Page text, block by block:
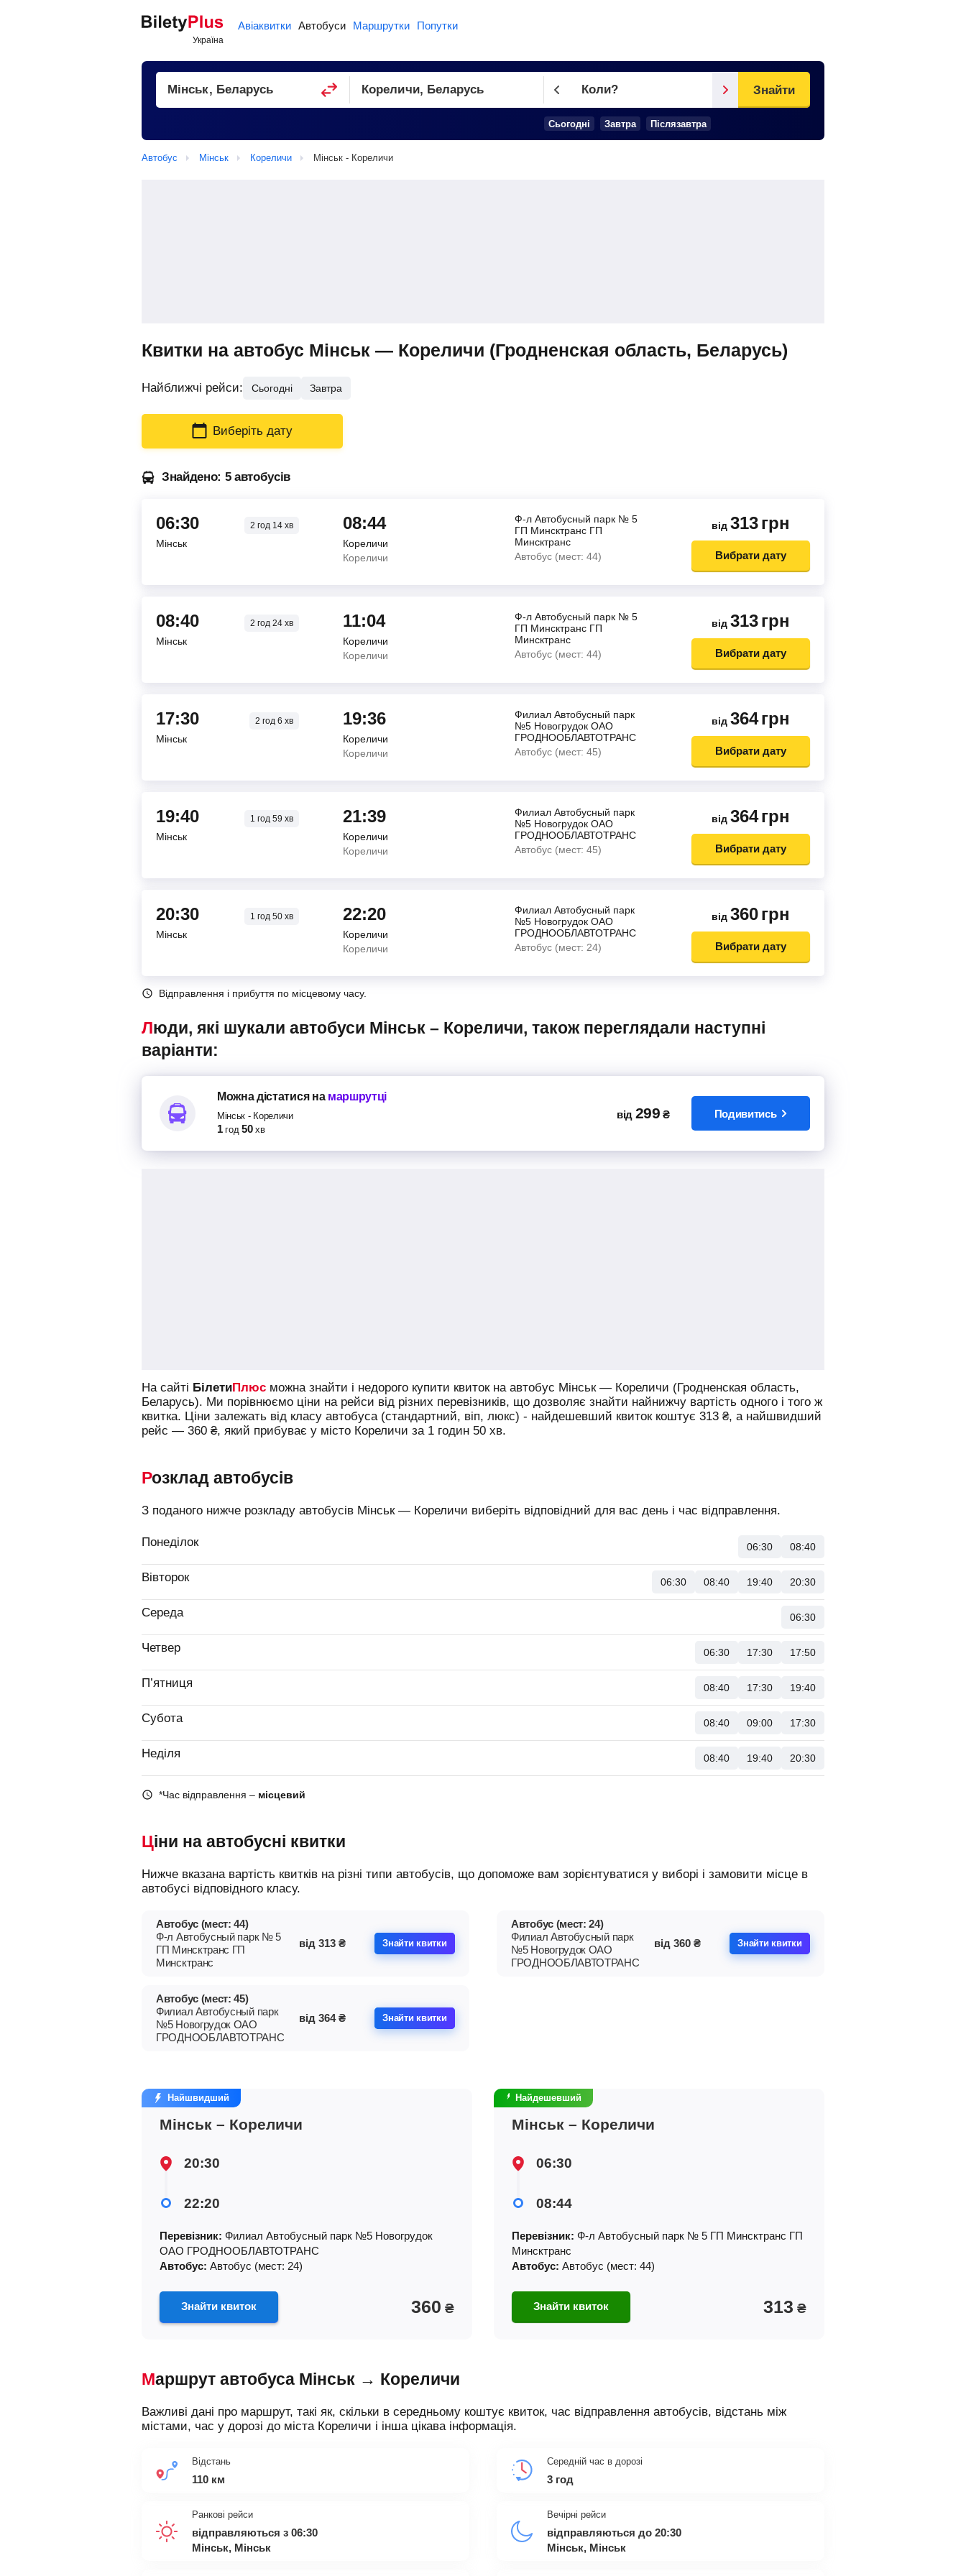
Авіаквитки Автобуси Маршрутки Попутки
Коли?
Cьогодні Завтра Післязавтра
Знайти
Автобус Мінськ Кореличи Мінськ - Кореличи
Квитки на автобус Мінськ — Кореличи (Гродненская область, Беларусь)
Найближчі рейси: Сьогодні Завтра
Виберіть дату
Знайдено: 5 автобусів
06:30 2 год14 хв
Мінськ
08:44
Кореличи
Кореличи
Ф-л Автобусный парк № 5
ГП Минсктранс ГП
Минсктранс
Автобус (мест: 44)
від 313грн
Вибрати дату
08:40 2 год24 хв
Мінськ
11:04
Кореличи
Кореличи
Ф-л Автобусный парк № 5
ГП Минсктранс ГП
Минсктранс
Автобус (мест: 44)
від 313грн
Вибрати дату
17:30 2 год6 хв
Мінськ
19:36
Кореличи
Кореличи
Филиал Автобусный парк
№5 Новогрудок ОАО
ГРОДНООБЛАВТОТРАНС
Автобус (мест: 45)
від 364грн
Вибрати дату
19:40 1 год59 хв
Мінськ
21:39
Кореличи
Кореличи
Филиал Автобусный парк
№5 Новогрудок ОАО
ГРОДНООБЛАВТОТРАНС
Автобус (мест: 45)
від 364грн
Вибрати дату
20:30 1 год50 хв
Мінськ
22:20
Кореличи
Кореличи
Филиал Автобусный парк
№5 Новогрудок ОАО
ГРОДНООБЛАВТОТРАНС
Автобус (мест: 24)
від 360грн
Вибрати дату
Відправлення і прибуття по місцевому часу.
Люди, які шукали автобуси Мінськ – Кореличи, також переглядали наступні
варіанти:
Можна дістатисяна маршрутці
Мінськ - Кореличи
1 год 50 хв
від 299 ₴ Подивитись
На сайті БілетиПлюс можна знайти і недорого купити квиток на автобус Мінськ — Кореличи (Гродненская область,
Беларусь). Ми порівнюємо ціни на рейси від різних перевізників, що дозволяє знайти найнижчу вартість одного і того ж
квитка. Ціни залежать від класу автобуса (стандартний, віп, люкс) - найдешевший квиток коштує 313 ₴, а найшвидший
рейс — 360 ₴, який прибуває у місто Кореличи за 1 годин 50 хв.
Розклад автобусів
З поданого нижче розкладу автобусів Мінськ — Кореличи виберіть відповідний для вас день і час відправлення.
Понеділок 06:30 08:40
Вівторок 06:30 08:40 19:40 20:30
Середа 06:30
Четвер 06:30 17:30 17:50
П’ятниця 08:40 17:30 19:40
Субота 08:40 09:00 17:30
Неділя 08:40 19:40 20:30
*Час відправлення – місцевий
Ціни на автобусні квитки
Нижче вказана вартість квитків на різні типи автобусів, що допоможе вам зорієнтуватися у виборі і замовити місце в
автобусі відповідного класу.
Автобус (мест: 44)
Ф-л Автобусный парк № 5
ГП Минсктранс ГП
Минсктранс
від 313 ₴ Знайти квитки
Автобус (мест: 45)
Филиал Автобусный парк
№5 Новогрудок ОАО
ГРОДНООБЛАВТОТРАНС
від 364 ₴ Знайти квитки
Автобус (мест: 24)
Филиал Автобусный парк
№5 Новогрудок ОАО
ГРОДНООБЛАВТОТРАНС
від 360 ₴ Знайти квитки
Найшвидший
Мінськ – Кореличи
20:30
22:20
Перевізник: Филиал Автобусный парк №5 Новогрудок
ОАО ГРОДНООБЛАВТОТРАНС
Автобус: Автобус (мест: 24)
Знайти квиток 360 ₴
Найдешевший
Мінськ – Кореличи
06:30
08:44
Перевізник: Ф-л Автобусный парк № 5 ГП Минсктранс ГП
Минсктранс
Автобус: Автобус (мест: 44)
Знайти квиток 313 ₴
Маршрут автобуса Мінськ → Кореличи
Важливі дані про маршрут, такі як, скільки в середньому коштує квиток, час відправлення автобусів, відстань між
містами, час у дорозі до міста Кореличи і інша цікава інформація.
Відстань
110 км
Середній час в дорозі
3 год
Ранкові рейси
відправляються з 06:30
Мінськ, Мінськ
Вечірні рейси
відправляються до 20:30
Мінськ, Мінськ